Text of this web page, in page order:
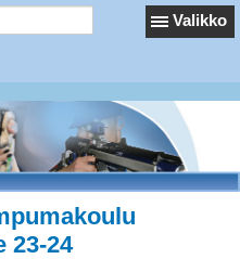
Valikko
23-24